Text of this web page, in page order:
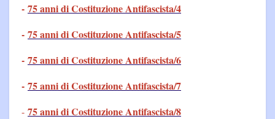
- 75 anni di Costituzione Antifascista/4
- 75 anni di Costituzione Antifascista/5
- 75 anni di Costituzione Antifascista/6
- 75 anni di Costituzione Antifascista/7
- 75 anni di Costituzione Antifascista/8